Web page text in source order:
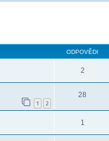
ODPOVĚDI
2
1 2
28
1